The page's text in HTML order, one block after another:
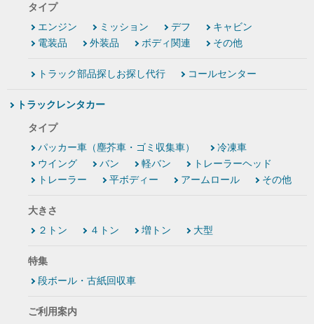
タイプ
エンジン
ミッション デフ
キャビン
電装品
外装品 ボディ関連 その他
トラック部品探しお探し代行 コールセンター
トラックレンタカー
タイプ
パッカー車（塵芥車・ゴミ収集車）
冷凍車
ウイング
バン 軽バン
トレーラーヘッド
トレーラー
平ボディー アームロール その他
大きさ
２トン
４トン 増トン 大型
特集
段ボール・古紙回収車
ご利用案内